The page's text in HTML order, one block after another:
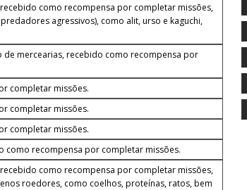
como recompensa por completar missões,
agressivos), como alit, urso e kaguchi,
de mercearias, recebido como recompensa por
completar missões.
completar missões.
completar missões.
como recompensa por completar missões.
como recompensa por completar missões,
roedores, como coelhos, proteínas, ratos, bem